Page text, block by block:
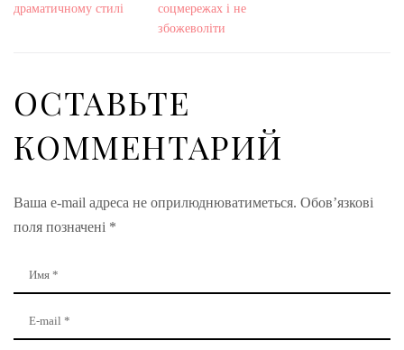
драматичному стилі
соцмережах і не
збожеволіти
ОСТАВЬТЕ
КОММЕНТАРИЙ
Ваша e-mail адреса не оприлюднюватиметься. Обов’язкові
поля позначені *